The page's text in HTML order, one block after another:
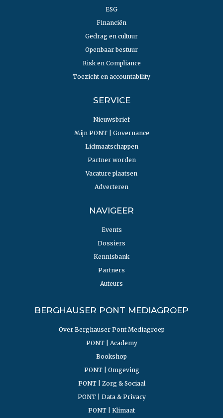
ESG
Financiën
Gedrag en cultuur
Openbaar bestuur
Risk en Compliance
Toezicht en accountability
SERVICE
Nieuwsbrief
Mijn PONT | Governance
Lidmaatschappen
Partner worden
Vacature plaatsen
Adverteren
NAVIGEER
Events
Dossiers
Kennisbank
Partners
Auteurs
BERGHAUSER PONT MEDIAGROEP
Over Berghauser Pont Mediagroep
PONT | Academy
Bookshop
PONT | Omgeving
PONT | Zorg & Sociaal
PONT | Data & Privacy
PONT | Klimaat